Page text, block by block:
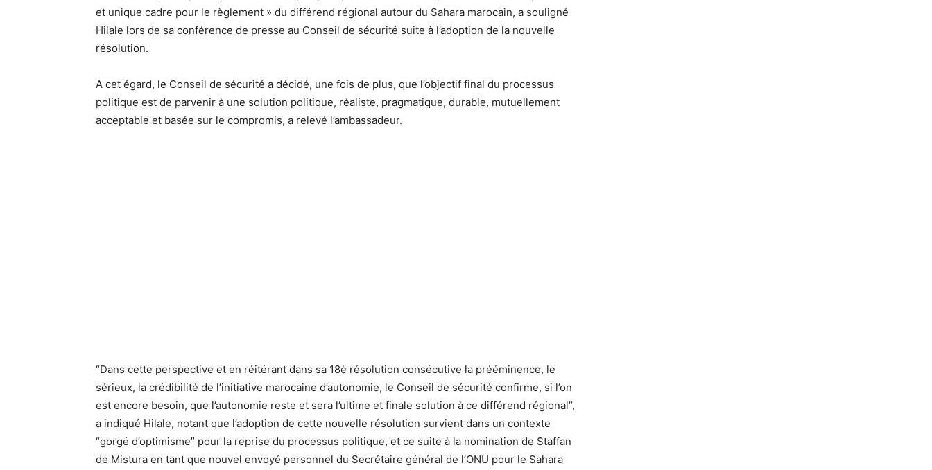
et unique cadre pour le règlement » du différend régional autour du Sahara marocain, a souligné
Hilale lors de sa conférence de presse au Conseil de sécurité suite à l’adoption de la nouvelle
résolution.
A cet égard, le Conseil de sécurité a décidé, une fois de plus, que l’objectif final du processus
politique est de parvenir à une solution politique, réaliste, pragmatique, durable, mutuellement
acceptable et basée sur le compromis, a relevé l’ambassadeur.
“Dans cette perspective et en réitérant dans sa 18è résolution consécutive la prééminence, le
sérieux, la crédibilité de l’initiative marocaine d’autonomie, le Conseil de sécurité confirme, si l’on
est encore besoin, que l’autonomie reste et sera l’ultime et finale solution à ce différend régional”,
a indiqué Hilale, notant que l’adoption de cette nouvelle résolution survient dans un contexte
“gorgé d’optimisme” pour la reprise du processus politique, et ce suite à la nomination de Staffan
de Mistura en tant que nouvel envoyé personnel du Secrétaire général de l’ONU pour le Sahara